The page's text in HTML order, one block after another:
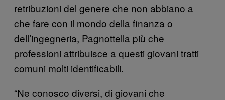
retribuzioni del genere che non abbiano a
che fare con il mondo della finanza o
dell’ingegneria, Pagnottella più che
professioni attribuisce a questi giovani tratti
comuni molti identificabili.
“Ne conosco diversi, di giovani che